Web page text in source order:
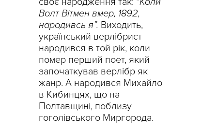
Волт Вітмен вмер, 1892,
народивсь я”. Виходить,
український верлібрист
народився в той рік, коли
помер перший поет, який
започаткував верлібр як
жанр. А народився Михайло
в Кибинцях, що на
Полтавщині, поблизу
гоголівського Миргорода.